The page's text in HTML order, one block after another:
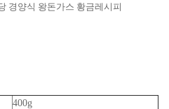
경양식 왕돈가스 황금레시피
400g